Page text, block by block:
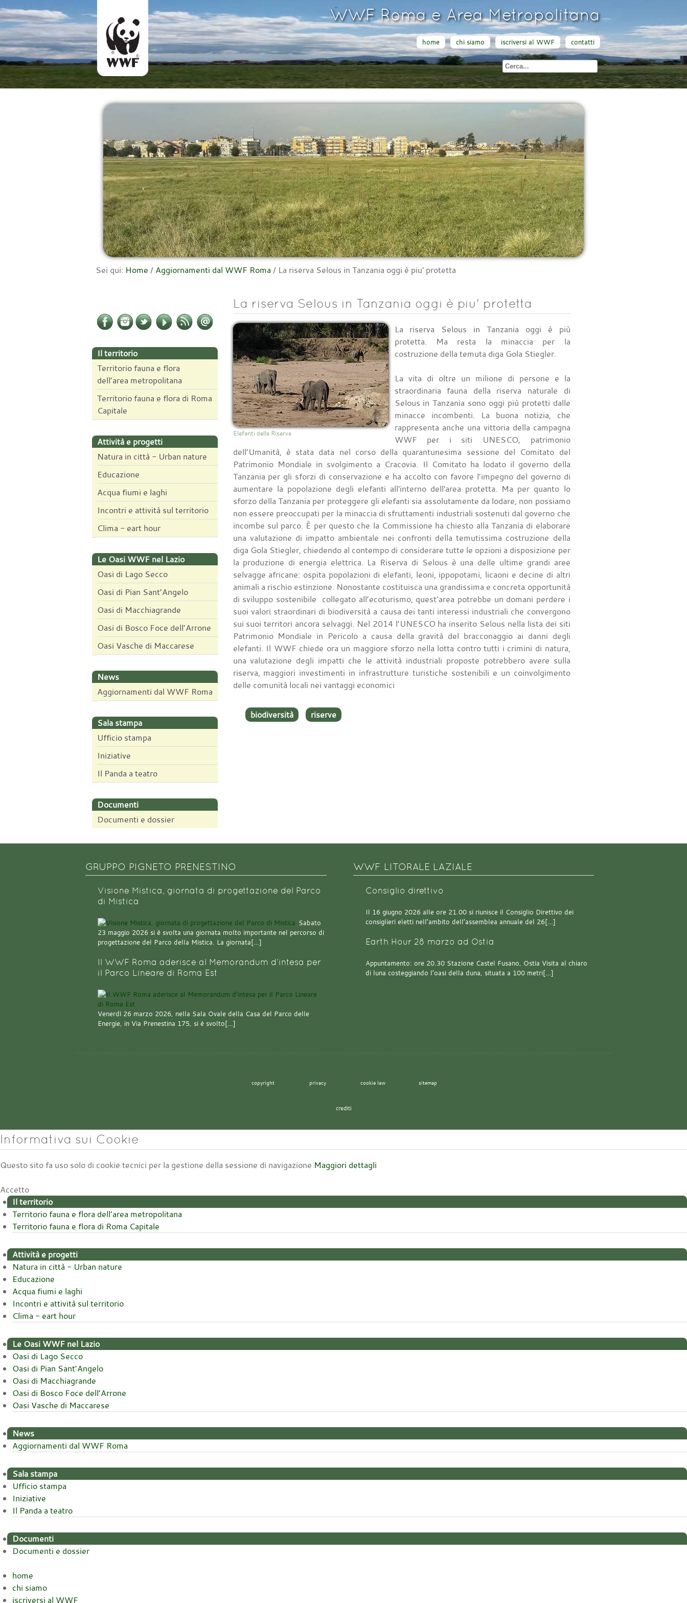
WWF Roma e Area Metropolitana
home chi siamo iscriversi al WWF contatti
Sei qui: Home / Aggiornamenti dal WWF Roma / La riserva Selous in Tanzania oggi è piu' protetta
Il territorio
Territorio fauna e flora
dell’area metropolitana
Territorio fauna e flora di Roma
Capitale
Attività e progetti
Natura in città - Urban nature
Educazione
Acqua fiumi e laghi
Incontri e attività sul territorio
Clima - eart hour
Le Oasi WWF nel Lazio
Oasi di Lago Secco
Oasi di Pian Sant’Angelo
Oasi di Macchiagrande
Oasi di Bosco Foce dell’Arrone
Oasi Vasche di Maccarese
News
Aggiornamenti dal WWF Roma
Sala stampa
Ufficio stampa
Iniziative
Il Panda a teatro
Documenti
Documenti e dossier
La riserva Selous in Tanzania oggi è piu' protetta
Elefanti della Riserva
La riserva Selous in Tanzania oggi è più
protetta. Ma resta la minaccia per la
costruzione della temuta diga Gola Stiegler.
La vita di oltre un milione di persone e la
straordinaria fauna della riserva naturale di
Selous in Tanzania sono oggi più protetti dalle
minacce incombenti. La buona notizia, che
rappresenta anche una vittoria della campagna
WWF per i siti UNESCO, patrimonio
dell’Umanità, è stata data nel corso della quarantunesima sessione del Comitato del
Patrimonio Mondiale in svolgimento a Cracovia. Il Comitato ha lodato il governo della
Tanzania per gli sforzi di conservazione e ha accolto con favore l’impegno del governo di
aumentare la popolazione degli elefanti all'interno dell'area protetta. Ma per quanto lo
sforzo della Tanzania per proteggere gli elefanti sia assolutamente da lodare, non possiamo
non essere preoccupati per la minaccia di sfruttamenti industriali sostenuti dal governo che
incombe sul parco. È per questo che la Commissione ha chiesto alla Tanzania di elaborare
una valutazione di impatto ambientale nei confronti della temutissima costruzione della
diga Gola Stiegler, chiedendo al contempo di considerare tutte le opzioni a disposizione per
la produzione di energia elettrica. La Riserva di Selous è una delle ultime grandi aree
selvagge africane: ospita popolazioni di elefanti, leoni, ippopotami, licaoni e decine di altri
animali a rischio estinzione. Nonostante costituisca una grandissima e concreta opportunità
di sviluppo sostenibile collegato all’ecoturismo, quest’area potrebbe un domani perdere i
suoi valori straordinari di biodiversità a causa dei tanti interessi industriali che convergono
sui suoi territori ancora selvaggi. Nel 2014 l’UNESCO ha inserito Selous nella lista dei siti
Patrimonio Mondiale in Pericolo a causa della gravità del bracconaggio ai danni degli
elefanti. Il WWF chiede ora un maggiore sforzo nella lotta contro tutti i crimini di natura,
una valutazione degli impatti che le attività industriali proposte potrebbero avere sulla
riserva, maggiori investimenti in infrastrutture turistiche sostenibili e un coinvolgimento
delle comunità locali nei vantaggi economici
biodiversità riserve
GRUPPO PIGNETO PRENESTINO
Visione Mistica, giornata di progettazione del Parco
di Mistica
Sabato
23 maggio 2026 si è svolta una giornata molto importante nel percorso di
progettazione del Parco della Mistica. La giornata[…]
Il WWF Roma aderisce al Memorandum d’intesa per
il Parco Lineare di Roma Est
Venerdì 26 marzo 2026, nella Sala Ovale della Casa del Parco delle
Energie, in Via Prenestina 175, si è svolto[…]
WWF LITORALE LAZIALE
Consiglio direttivo
Il 16 giugno 2026 alle ore 21.00 si riunisce il Consiglio Direttivo dei
consiglieri eletti nell’ambito dell’assemblea annuale del 26[…]
Earth Hour 28 marzo ad Ostia
Appuntamento: ore 20.30 Stazione Castel Fusano, Ostia Visita al chiaro
di luna costeggiando l’oasi della duna, situata a 100 metri[…]
copyright privacy cookie law sitemap
crediti
Informativa sui Cookie
Questo sito fa uso solo di cookie tecnici per la gestione della sessione di navigazione Maggiori dettagli
Accetto
Il territorio
Territorio fauna e flora dell’area metropolitana
Territorio fauna e flora di Roma Capitale
Attività e progetti
Natura in città - Urban nature
Educazione
Acqua fiumi e laghi
Incontri e attività sul territorio
Clima - eart hour
Le Oasi WWF nel Lazio
Oasi di Lago Secco
Oasi di Pian Sant’Angelo
Oasi di Macchiagrande
Oasi di Bosco Foce dell’Arrone
Oasi Vasche di Maccarese
News
Aggiornamenti dal WWF Roma
Sala stampa
Ufficio stampa
Iniziative
Il Panda a teatro
Documenti
Documenti e dossier
home
chi siamo
iscriversi al WWF